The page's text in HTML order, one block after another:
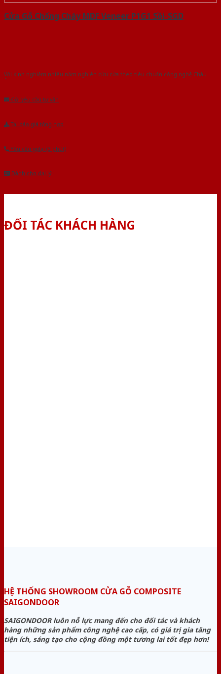
Cửa Gỗ Chống Cháy MDF Veneer P1G1 Sồi-SGD
Với kinh nghiệm nhiêu năm nghiên cứu cửa theo tiêu chuẩn công nghệ Châu
Gửi yêu cầu tư vấn
Tải báo giá tổng hợp
Yêu cầu gọi lại (3 phút)
Dành cho đại lý
ĐỐI TÁC KHÁCH HÀNG
HỆ THỐNG SHOWROOM CỬA GỖ COMPOSITE
SAIGONDOOR
SAIGONDOOR luôn nỗ lực mang đến cho đối tác và khách
hàng những sản phẩm công nghệ cao cấp, có giá trị gia tăng
tiện ích, sáng tạo cho cộng đồng một tương lai tốt đẹp hơn!